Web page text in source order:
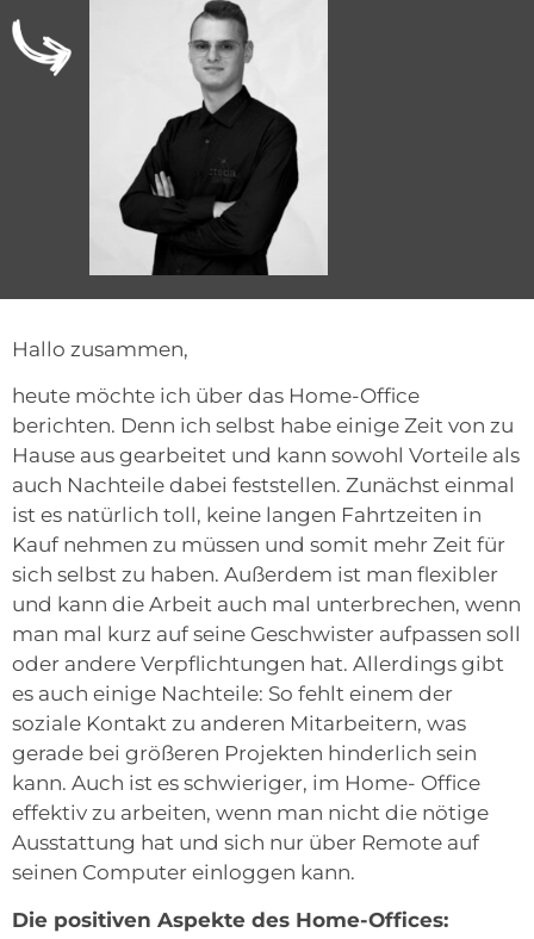
Hallo zusammen,
heute möchte ich über das Home-Office
berichten. Denn ich selbst habe einige Zeit von zu
Hause aus gearbeitet und kann sowohl Vorteile als
auch Nachteile dabei feststellen. Zunächst einmal
ist es natürlich toll, keine langen Fahrtzeiten in
Kauf nehmen zu müssen und somit mehr Zeit für
sich selbst zu haben. Außerdem ist man flexibler
und kann die Arbeit auch mal unterbrechen, wenn
man mal kurz auf seine Geschwister aufpassen soll
oder andere Verpflichtungen hat. Allerdings gibt
es auch einige Nachteile: So fehlt einem der
soziale Kontakt zu anderen Mitarbeitern, was
gerade bei größeren Projekten hinderlich sein
kann. Auch ist es schwieriger, im Home- Office
effektiv zu arbeiten, wenn man nicht die nötige
Ausstattung hat und sich nur über Remote auf
seinen Computer einloggen kann.
Die positiven Aspekte des Home-Offices: